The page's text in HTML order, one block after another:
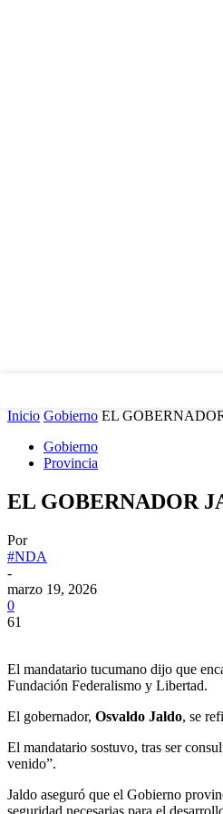
Inicio Gobierno EL
Gobierno
Provincia
EL GOBERNADOR
Por
#NDA
-
marzo 19, 2026
0
61
El mandatario tucumano dijo que
Fundación Federalismo y Libertad.
El gobernador, Osvaldo Jaldo, se
El mandatario sostuvo, tras ser
venido”.
Jaldo aseguró que el Gobierno
seguridad necesarias para el